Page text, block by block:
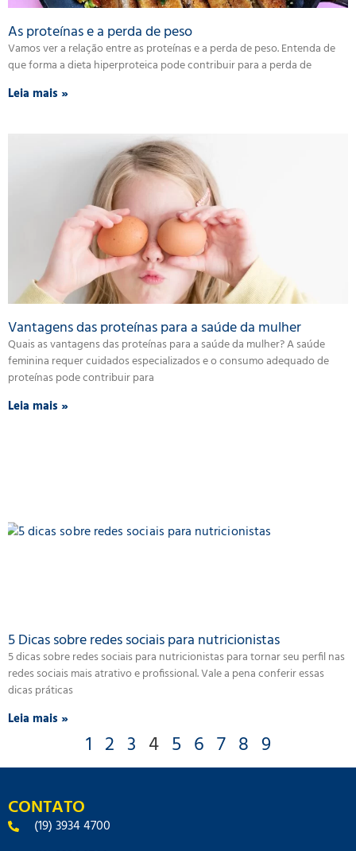
As proteínas e a perda de peso
Vamos ver a relação entre as proteínas e a perda de peso. Entenda de
que forma a dieta hiperproteica pode contribuir para a perda de
Leia mais »
Vantagens das proteínas para a saúde da mulher
Quais as vantagens das proteínas para a saúde da mulher? A saúde
feminina requer cuidados especializados e o consumo adequado de
proteínas pode contribuir para
Leia mais »
5 Dicas sobre redes sociais para nutricionistas
5 dicas sobre redes sociais para nutricionistas para tornar seu perfil nas
redes sociais mais atrativo e profissional. Vale a pena conferir essas
dicas práticas
Leia mais »
1 2 3 4 5 6 7 8 9
CONTATO
(19) 3934 4700